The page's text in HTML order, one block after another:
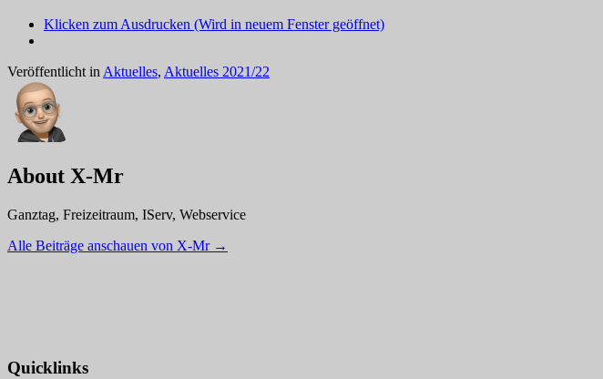
Klicken zum Ausdrucken (Wird in neuem Fenster geöffnet)
Veröffentlicht in Aktuelles, Aktuelles 2021/22
About X-Mr
Ganztag, Freizeitraum, IServ, Webservice
Alle Beiträge anschauen von X-Mr →
Quicklinks